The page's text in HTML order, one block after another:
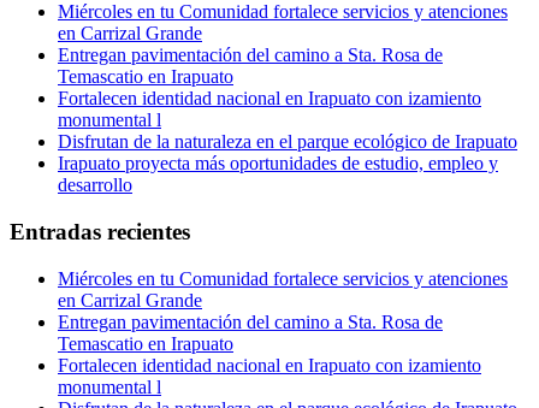
Miércoles en tu Comunidad fortalece servicios y atenciones
en Carrizal Grande
Entregan pavimentación del camino a Sta. Rosa de
Temascatio en Irapuato
Fortalecen identidad nacional en Irapuato con izamiento
monumental l
Disfrutan de la naturaleza en el parque ecológico de Irapuato
Irapuato proyecta más oportunidades de estudio, empleo y
desarrollo
Entradas recientes
Miércoles en tu Comunidad fortalece servicios y atenciones
en Carrizal Grande
Entregan pavimentación del camino a Sta. Rosa de
Temascatio en Irapuato
Fortalecen identidad nacional en Irapuato con izamiento
monumental l